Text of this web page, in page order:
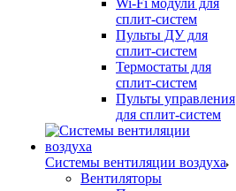
Wi-Fi модули для
сплит-систем
Пульты ДУ для
сплит-систем
Термостаты для
сплит-систем
Пульты управления
для сплит-систем
Системы вентиляции воздуха
Вентиляторы